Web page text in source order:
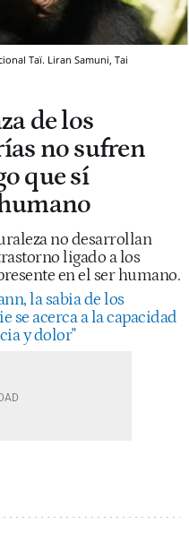
Taï. Liran Samuni, Tai
de los
no sufren
que sí
no desarrollan
ligado a los
en el ser humano.
la sabia de los
se acerca a la capacidad
y dolor"